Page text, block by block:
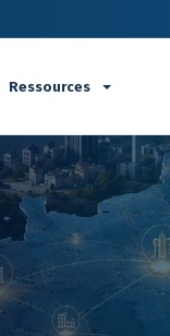
Ressources